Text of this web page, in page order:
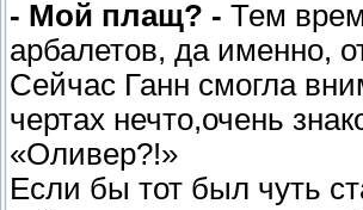
- Мой плащ? - Тем
арбалетов, да именно,
Сейчас Ганн смогла
чертах нечто,очень
«Оливер?!»
Если бы тот был чуть